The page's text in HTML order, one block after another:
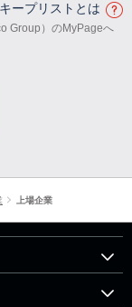
キープリストとは
Group）のMyPageへ
上場企業